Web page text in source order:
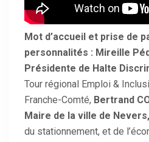
Mot d’accueil et prise de
personnalités : Mireille
Présidente de Halte
Tour régional Emploi &
Franche-Comté, Bertrand
Maire de la ville de Nevers,
du stationnement, et de